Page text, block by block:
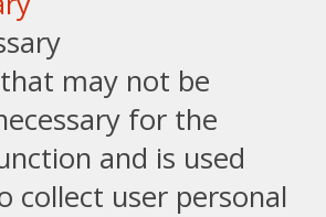
may not be
for the
and is used
collect user personal